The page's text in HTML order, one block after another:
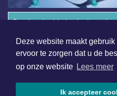
Deze website maakt
ervoor te zorgen dat u de
op onze website Lees meer
Ik accepteer
Overige dagbladen in de regio
Algemene voorwaarden
Disclaimer